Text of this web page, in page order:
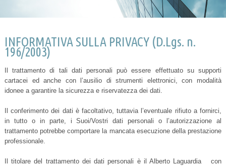
INFORMATIVA SULLA PRIVACY (D.Lgs. n.
196/2003)
Il trattamento di tali dati personali può essere effettuato su supporti
cartacei ed anche con l’ausilio di strumenti elettronici, con modalità
idonee a garantire la sicurezza e riservatezza dei dati.
Il conferimento dei dati è facoltativo, tuttavia l’eventuale rifiuto a fornirci,
in tutto o in parte, i Suoi/Vostri dati personali o l’autorizzazione al
trattamento potrebbe comportare la mancata esecuzione della prestazione
professionale.
Il titolare del trattamento dei dati personali è il Alberto Laguardia con